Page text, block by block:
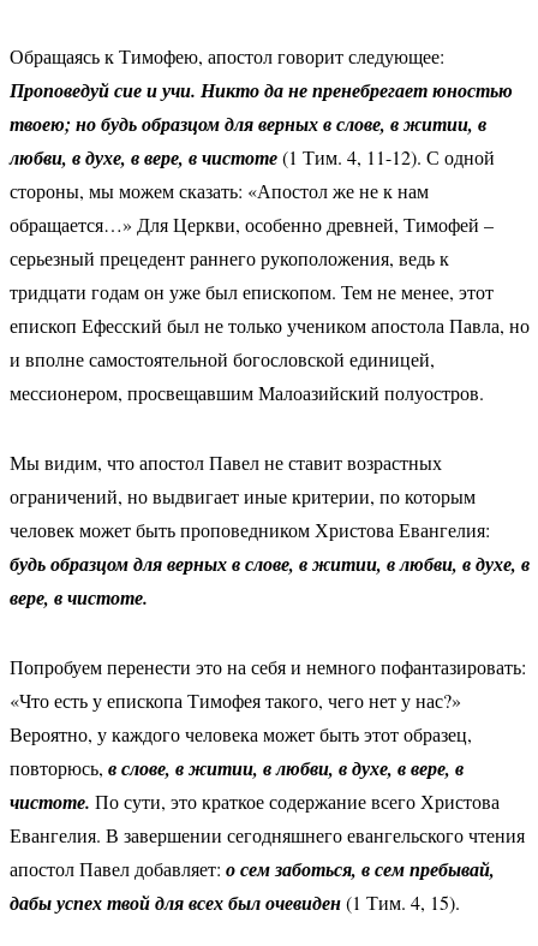
Обращаясь к Тимофею, апостол говорит следующее:
Проповедуй сие и учи. Никто да не пренебрегает юностью
твоею; но будь образцом для верных в слове, в житии, в
любви, в духе, в вере, в чистоте (1 Тим. 4, 11-12). С одной
стороны, мы можем сказать: «Апостол же не к нам
обращается…» Для Церкви, особенно древней, Тимофей –
серьезный прецедент раннего рукоположения, ведь к
тридцати годам он уже был епископом. Тем не менее, этот
епископ Ефесский был не только учеником апостола Павла, но
и вполне самостоятельной богословской единицей,
мессионером, просвещавшим Малоазийский полуостров.
Мы видим, что апостол Павел не ставит возрастных
ограничений, но выдвигает иные критерии, по которым
человек может быть проповедником Христова Евангелия:
будь образцом для верных в слове, в житии, в любви, в духе, в
вере, в чистоте.
Попробуем перенести это на себя и немного пофантазировать:
«Что есть у епископа Тимофея такого, чего нет у нас?»
Вероятно, у каждого человека может быть этот образец,
повторюсь, в слове, в житии, в любви, в духе, в вере, в
чистоте. По сути, это краткое содержание всего Христова
Евангелия. В завершении сегодняшнего евангельского чтения
апостол Павел добавляет: о сем заботься, в сем пребывай,
дабы успех твой для всех был очевиден(1 Тим. 4, 15).